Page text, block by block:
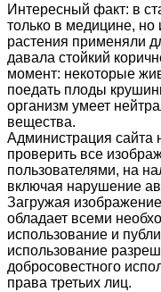
Интересный факт: в
только в медицине, но
растения применяли
давала стойкий
момент: некоторые
поедать плоды
организм умеет
вещества.
Администрация сайта
проверить все
пользователями, на
включая нарушение
Загружая
обладает всеми
использование и
использование
добросовестного
права третьих лиц.